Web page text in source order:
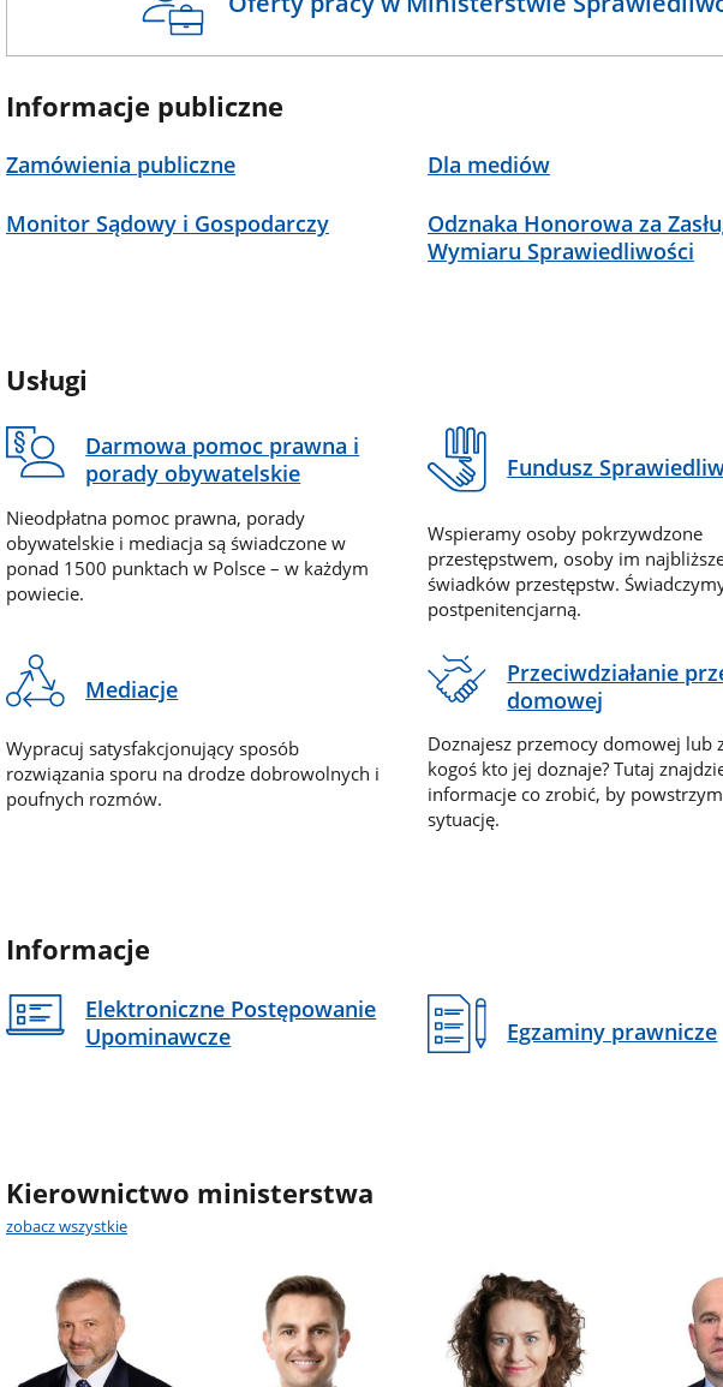
Informacje publiczne
Zamówienia publiczne Dla mediów
Monitor Sądowy i Gospodarczy
Odznaka Honorowa za
Wymiaru Sprawiedliwości
Usługi
Darmowa pomoc prawna i
porady obywatelskie
Nieodpłatna pomoc prawna, porady
obywatelskie i mediacja są świadczone w
ponad 1500 punktach w Polsce – w każdym
powiecie.
Fundusz
Wspieramy osoby pokrzywdzone
przestępstwem, osoby im
świadków przestępstw.
postpenitencjarną.
Mediacje
Wypracuj satysfakcjonujący sposób
rozwiązania sporu na drodze dobrowolnych i
poufnych rozmów.
Przeciwdziałanie
domowej
Doznajesz przemocy domowej lub
kogoś kto jej doznaje? Tutaj
informacje co zrobić, by
sytuację.
Informacje
Elektroniczne Postępowanie
Upominawcze
Egzaminy prawnicze
Kierownictwo ministerstwa
zobacz wszystkie